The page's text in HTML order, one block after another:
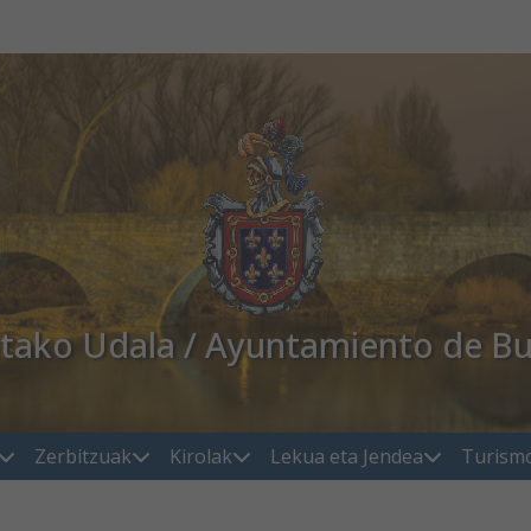
Udala / Ayuntamiento de
Zerbitzuak Kirolak Lekua eta Jendea